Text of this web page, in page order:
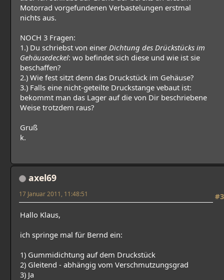
Motorrad vorgefundenen Verbastelungen erstmal
nichts aus.
NOCH 3 Fragen:
1.) Du schriebst von einer Dichtung des Drückstücks im
Gehäusedeckel: wo befindet sich diese und wie ist sie
beschaffen?
2.) Wie fest sitzt denn das Druckstück im Gehäuse?
3.) Falls eine nicht-geteilte Druckstange vebaut ist:
bekommt man das Lager auf die von Dir beschriebene
Weise trotzdem raus?
Gruß
k.
axel69
#3
17 Januar 2011, 11:48:51
Hallo Klaus,
ich springe mal für Bernd ein:
1) Gummidichtung auf dem Druckstück
2) Gleitend - abhängig vom Verschmutzungsgrad
3) Ja